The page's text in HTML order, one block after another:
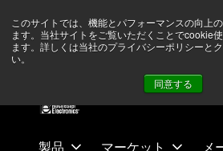
このサイトでは、機能とパフォーマンスの向上
ます。当社サイトをご覧いただくことでcookie
ます。詳しくは当社のプライバシーポリシーと
い。
同意する
テ
ス
ありません 詳しい情報
製品 マーケット メ